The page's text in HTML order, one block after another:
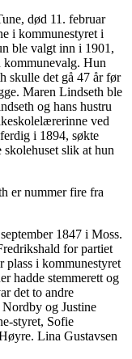
død 11. februar
i kommunestyret i
ble valgt inn i 1901,
kommunevalg. Hun
skulle det gå 47 år før
Maren Lindseth ble
og hans hustru
ved
i 1894, søkte
slik at hun
er nummer fire fra
1847 i Moss.
for partiet
plass i kommunestyret
hadde stemmerett og
det to andre
og Justine
styret, Sofie
Lina Gustavsen